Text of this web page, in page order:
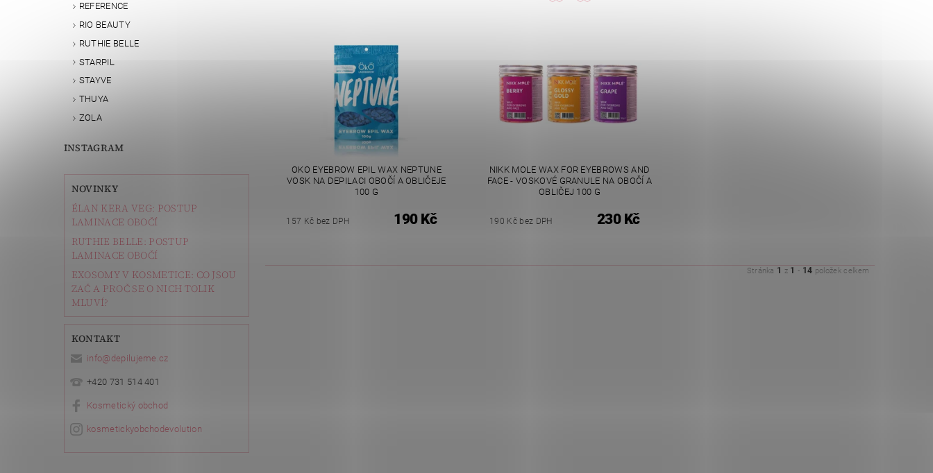
REFERENCE
RIO BEAUTY
RUTHIE BELLE
STARPIL
STAYVE
THUYA
ZOLA
INSTAGRAM
NOVINKY
ÉLAN KERA VEG: POSTUP
LAMINACE OBOČÍ
RUTHIE BELLE: POSTUP
LAMINACE OBOČÍ
EXOSOMY V KOSMETICE: CO JSOU
ZAČ A PROČ SE O NICH TOLIK
MLUVÍ?
KONTAKT
info@ depilujeme.cz
+420 731 514 401
Kosmetický obchod
kosmetickyobchodevolution
OKO EYEBROW EPIL WAX NEPTUNE
VOSK NA DEPILACI OBOČÍ A OBLIČEJE
100 G
157 Kč bez DPH 190 Kč
NIKK MOLE WAX FOR EYEBROWS AND
FACE - VOSKOVÉ GRANULE NA OBOČÍ A
OBLIČEJ 100 G
190 Kč bez DPH 230 Kč
Stránka 1 z 1 - 14 položek celkem